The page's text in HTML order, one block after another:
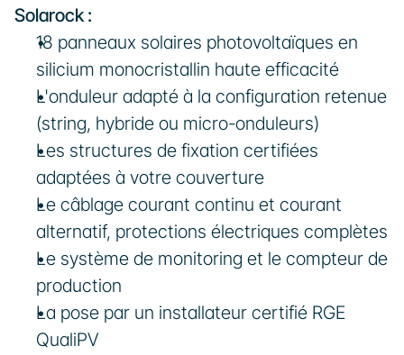
Solarock :
18 panneaux solaires photovoltaïques en
silicium monocristallin haute efficacité
L'onduleur adapté à la configuration retenue
(string, hybride ou micro-onduleurs)
Les structures de fixation certifiées
adaptées à votre couverture
Le câblage courant continu et courant
alternatif, protections électriques complètes
Le système de monitoring et le compteur de
production
La pose par un installateur certifié RGE
QualiPV